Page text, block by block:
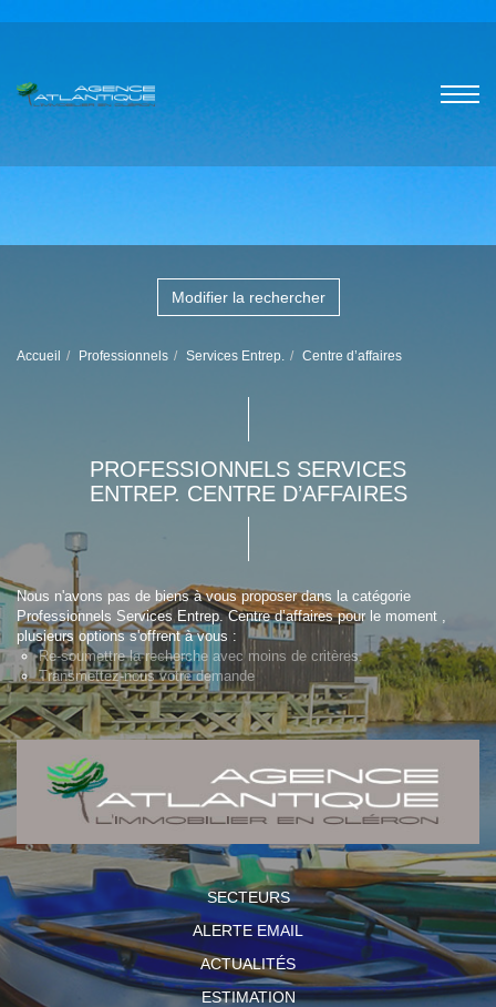
Modifier la rechercher
Accueil Professionnels Services Entrep. Centre d’affaires
PROFESSIONNELS SERVICES
ENTREP. CENTRE D’AFFAIRES
Nous n'avons pas de biens à vous proposer dans la catégorie
Professionnels Services Entrep. Centre d’affaires pour le moment ,
plusieurs options s'offrent à vous :
Re-soumettre la recherche avec moins de critères.
Transmettez-nous votre demande
SECTEURS
ALERTE EMAIL
ACTUALITÉS
ESTIMATION